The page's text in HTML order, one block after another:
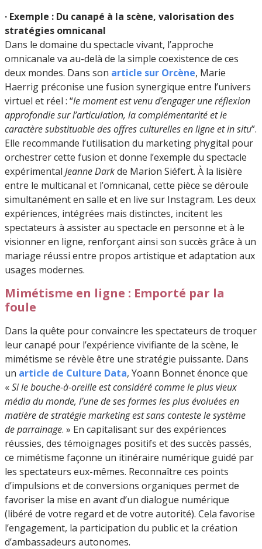
· Exemple : Du canapé à la scène, valorisation des
stratégies omnicanal
Dans le domaine du spectacle vivant, l’approche
omnicanale va au-delà de la simple coexistence de ces
deux mondes. Dans son article sur Orcène, Marie
Haerrig préconise une fusion synergique entre l’univers
virtuel et réel : “le moment est venu d’engager une réflexion
approfondie sur l’articulation, la complémentarité et le
caractère substituable des offres culturelles en ligne et in situ”.
Elle recommande l’utilisation du marketing phygital pour
orchestrer cette fusion et donne l’exemple du spectacle
expérimental Jeanne Darkde Marion Siéfert. À la lisière
entre le multicanal et l’omnicanal, cette pièce se déroule
simultanément en salle et en live sur Instagram. Les deux
expériences, intégrées mais distinctes, incitent les
spectateurs à assister au spectacle en personne et à le
visionner en ligne, renforçant ainsi son succès grâce à un
mariage réussi entre propos artistique et adaptation aux
usages modernes.
Mimétisme en ligne : Emporté par la
foule
Dans la quête pour convaincre les spectateurs de troquer
leur canapé pour l’expérience vivifiante de la scène, le
mimétisme se révèle être une stratégie puissante. Dans
un article de Culture Data, Yoann Bonnet énonce que
«Si le bouche-à-oreille est considéré comme le plus vieux
média du monde, l’une de ses formes les plus évoluées en
matière de stratégie marketing est sans conteste le système
de parrainage. » En capitalisant sur des expériences
réussies, des témoignages positifs et des succès passés,
ce mimétisme façonne un itinéraire numérique guidé par
les spectateurs eux-mêmes. Reconnaître ces points
d’impulsions et de conversions organiques permet de
favoriser la mise en avant d’un dialogue numérique
(libéré de votre regard et de votre autorité). Cela favorise
l’engagement, la participation du public et la création
d’ambassadeurs autonomes.